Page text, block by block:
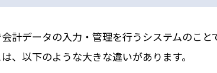
計データの入力・管理を行うシステムのこと
、以下のような大きな違いがあります。